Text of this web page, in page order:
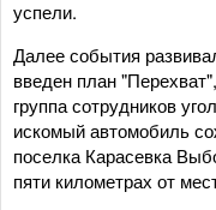
успели.
Далее события
введен план
группа сотрудников
искомый автомобиль
поселка Карасевка
пяти километрах от